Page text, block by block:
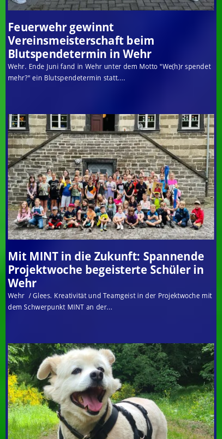
Feuerwehr gewinnt
Vereinsmeisterschaft beim
Blutspendetermin in Wehr
Wehr. Ende Juni fand in Wehr unter dem Motto "We(h)r spendet
mehr?" ein Blutspendetermin statt....
Mit MINT in die Zukunft: Spannende
Projektwoche begeisterte Schüler in
Wehr
Wehr / Glees. Kreativität und Teamgeist in der Projektwoche mit
dem Schwerpunkt MINT an der...